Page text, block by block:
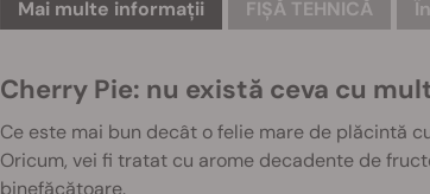
Mai multe informații FIȘĂ TEHNICĂ
Cherry Pie: nu există ceva cu
Ce este mai bun decât o felie mare de plăcintă
Oricum, vei fi tratat cu arome decadente de
binefăcătoare.